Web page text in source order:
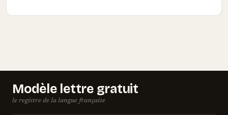
Modèle lettre gratuit
le registre de la langue française